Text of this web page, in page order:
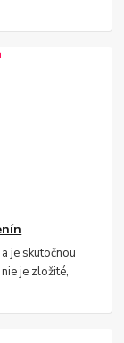
je skutočnou
je zložité,